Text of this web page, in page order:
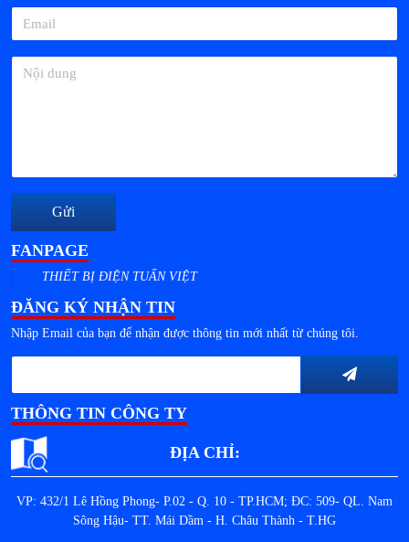
Gửi
FANPAGE
THIẾT BỊ ĐIỆN TUẤN VIỆT
ĐĂNG KÝ NHẬN TIN
Nhập Email của bạn để nhận được thông tin mới nhất từ chúng tôi.
THÔNG TIN CÔNG TY
ĐỊA CHỈ:
VP: 432/1 Lê Hồng Phong- P.02 - Q. 10 - TP.HCM; ĐC: 509- QL. Nam
Sông Hậu- TT. Mái Dầm - H. Châu Thành - T.HG